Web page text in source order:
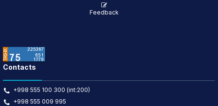
Feedback
Contacts
+998 555 100 300 (int:200)
+998 555 009 995